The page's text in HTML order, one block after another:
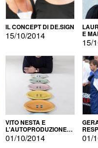
IL CONCEPT DI DE.SIGN
15/10/2014 E
15/
VITO NESTA E
L'AUTOPRODUZIONE
COME RECUPERO DEI
SIMBOLI
01/10/2014 01/